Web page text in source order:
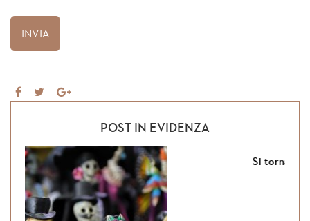
Share TweetShare
Google+POST IN EVIDENZA